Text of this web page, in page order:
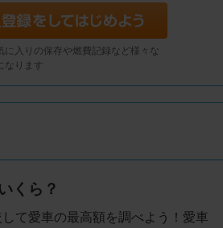
に入りの保存や燃費記録など様々な
なります
くら？
て愛車の最高額を調べよう！愛車